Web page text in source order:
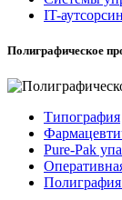
IT-
Полиграфическое
Типография
Pure-Pak